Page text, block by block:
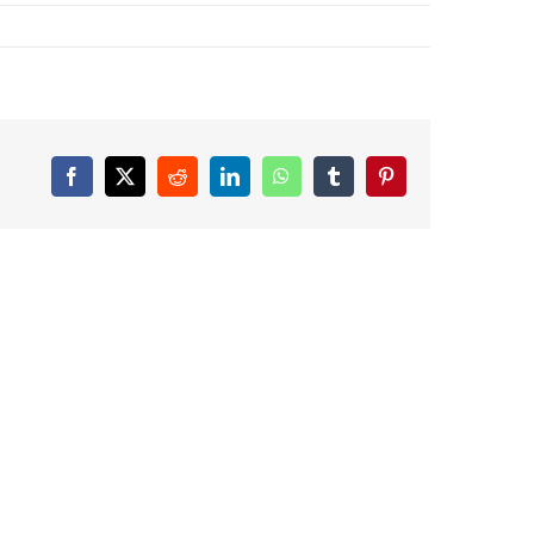
Facebook
X RedditLinkedInWhatsAppTumblrPinterest